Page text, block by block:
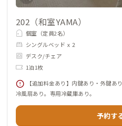
202（和室YAMA）
個室（定員2名）
シングルベッド x 2
デスク/チェア
1泊1枚
【追加料金あり】内鍵あり・外鍵あ
冷風扇あり。専用冷蔵庫あり。
予約す